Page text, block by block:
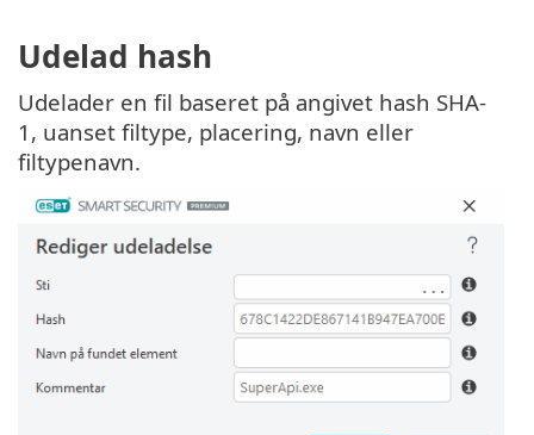
Udelad hash
Udelader en fil baseret på angivet hash SHA-
1, uanset filtype, placering, navn eller
filtypenavn.